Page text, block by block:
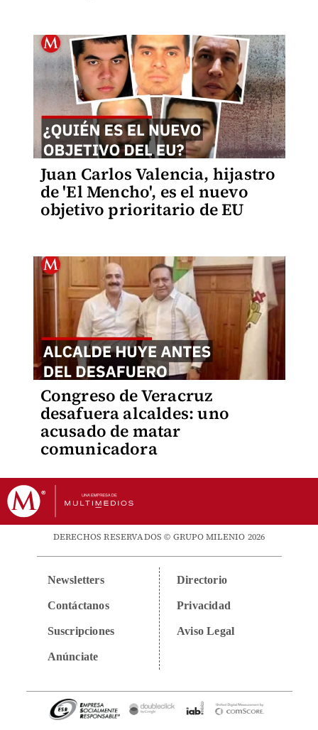
Juan Carlos Valencia, hijastro
de 'El Mencho', es el nuevo
objetivo prioritario de EU
Congreso de Veracruz
desafuera alcaldes: uno
acusado de matar
comunicadora
DERECHOS RESERVADOS © GRUPO MILENIO 2026
Newsletters
Contáctanos
Suscripciones
Anúnciate
Directorio
Privacidad
Aviso Legal